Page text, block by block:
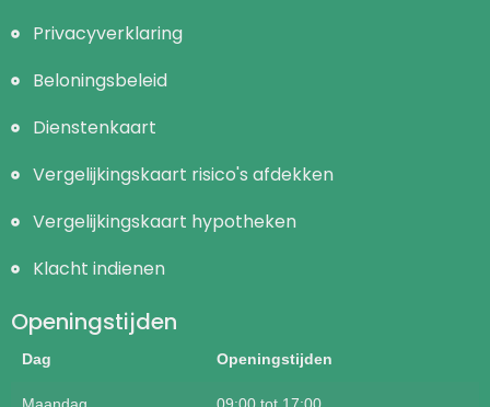
Privacyverklaring
Beloningsbeleid
Dienstenkaart
Vergelijkingskaart risico's afdekken
Vergelijkingskaart hypotheken
Klacht indienen
Openingstijden
Dag Openingstijden
Maandag 09:00 tot 17:00